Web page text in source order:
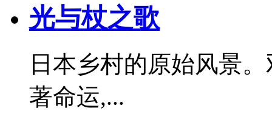
光与杖之歌
日本乡村的原始风景
著命运,...